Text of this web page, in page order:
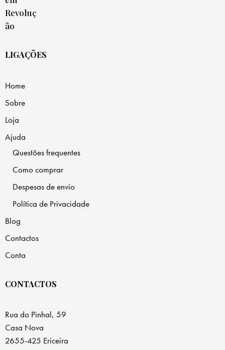
LIGAÇÕES
Home
Sobre
Loja
Ajuda
Questões frequentes
Como comprar
Despesas de envio
Política de Privacidade
Blog
Contactos
Conta
CONTACTOS
Rua do Pinhal, 59
Casa Nova
2655-425 Ericeira